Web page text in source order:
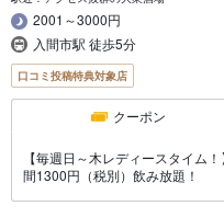
2001～3000円
入間市駅 徒歩5分
口コミ投稿特典対象店
クーポン
【毎週日～木レディースタイム
間1300円（税別）飲み放題！